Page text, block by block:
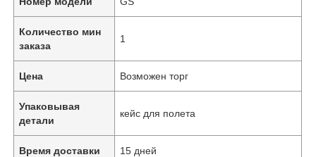
Количество мин
заказа
1
Цена Возможен торг
Упаковывая
детали
кейс для полета
Время доставки 15 дней